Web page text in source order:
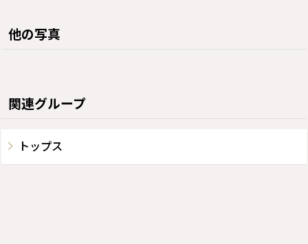
他の写真
関連グループ
トップス